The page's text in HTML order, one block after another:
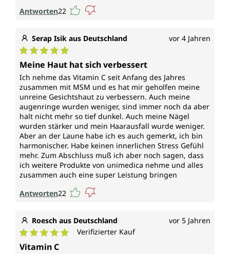
Antworten22
Serap Isik aus Deutschland vor 4 Jahren
Durchschnittliche Bewertung von 5 von 5 Sternen
Meine Haut hat sich verbessert
Ich nehme das Vitamin C seit Anfang des Jahres
zusammen mit MSM und es hat mir geholfen meine
unreine Gesichtshaut zu verbessern. Auch meine
augenringe wurden weniger, sind immer noch da aber
halt nicht mehr so tief dunkel. Auch meine Nägel
wurden stärker und mein Haarausfall wurde weniger.
Aber an der Laune habe ich es auch gemerkt, ich bin
harmonischer. Habe keinen innerlichen Stress Gefühl
mehr. Zum Abschluss muß ich aber noch sagen, dass
ich weitere Produkte von unimedica nehme und alles
zusammen auch eine super Leistung bringen
Antworten22
Roesch aus Deutschland vor 5 Jahren
Durchschnittliche Bewertung von 5 von 5 Sternen
Verifizierter Kauf
Vitamin C